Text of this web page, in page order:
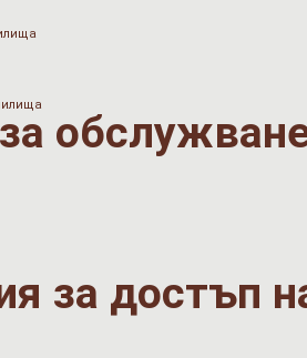
за достъп